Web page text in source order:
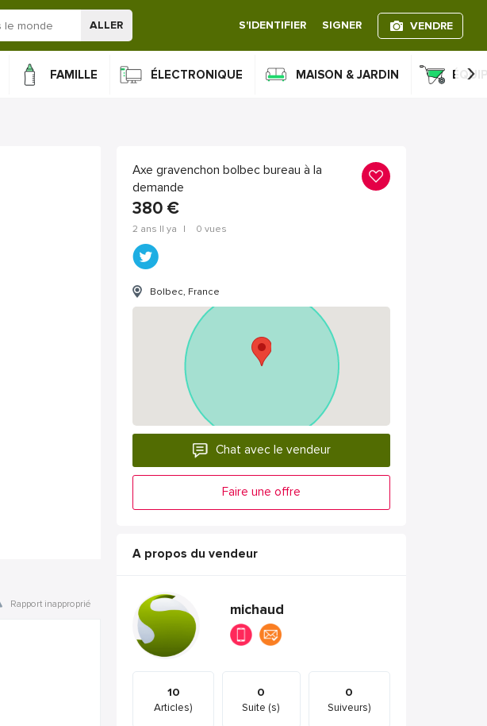
ALLER S'IDENTIFIER SIGNER VENDRE
FAMILLE ÉLECTRONIQUE MAISON & JARDIN ›
Rapport inapproprié
Axe gravenchon bolbec bureau à la
demande
380 €
2 ans Il ya | 0 vues
Bolbec, France
Chat avec le vendeur
Faire une offre
A propos du vendeur
michaud
10
Articles)
0
Suite (s)
0
Suiveurs)